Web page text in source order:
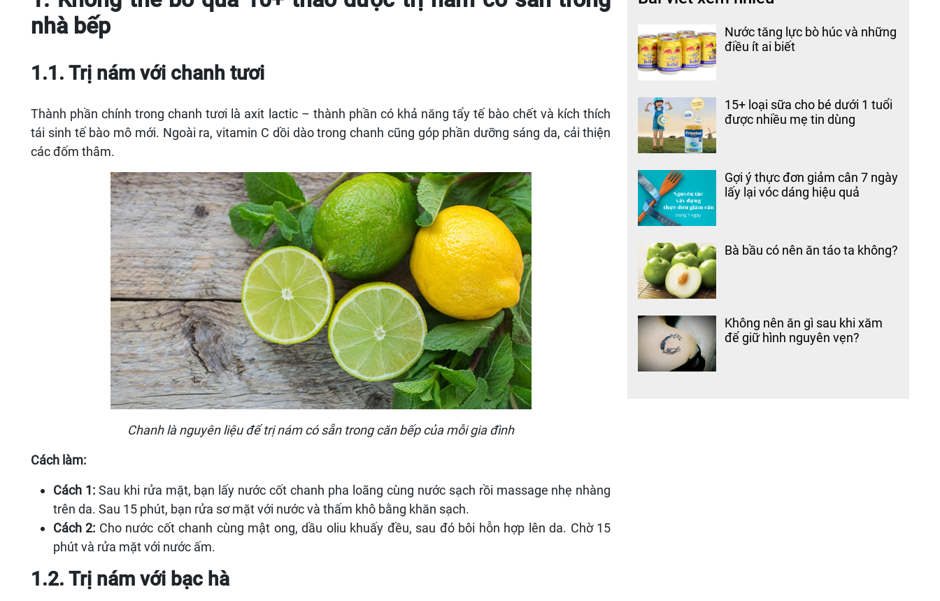
nhà bếp
1.1. Trị nám với chanh tươi
Thành phần chính trong chanh tươi là axit lactic – thành phần có khả năng tẩy tế bào chết và kích thích
tái sinh tế bào mô mới. Ngoài ra, vitamin C dồi dào trong chanh cũng góp phần dưỡng sáng da, cải thiện
các đốm thâm.
Chanh là nguyên liệu để trị nám có sẵn trong căn bếp của mỗi gia đình
Cách làm:
Cách 1:Sau khi rửa mặt, bạn lấy nước cốt chanh pha loãng cùng nước sạch rồi massage nhẹ nhàng
trên da. Sau 15 phút, bạn rửa sơ mặt với nước và thấm khô bằng khăn sạch.
Cách 2: Cho nước cốt chanh cùng mật ong, dầu oliu khuấy đều, sau đó bôi hỗn hợp lên da. Chờ 15
phút và rửa mặt với nước ấm.
1.2. Trị nám với bạc hà
Nước tăng lực bò húc và những
điều ít ai biết
15+ loại sữa cho bé dưới 1 tuổi
được nhiều mẹ tin dùng
Gợi ý thực đơn giảm cân 7 ngày
lấy lại vóc dáng hiệu quả
Bà bầu có nên ăn táo ta không?
Không nên ăn gì sau khi xăm
để giữ hình nguyên vẹn?